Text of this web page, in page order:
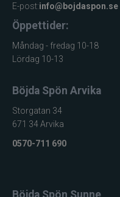
E-post:info@bojdaspon.se
Öppettider:
Måndag - fredag 10-18
Lördag 10-13
Böjda Spön Arvika
Storgatan 34
671 34 Arvika
0570-711 690
Böjda Spön Sunne